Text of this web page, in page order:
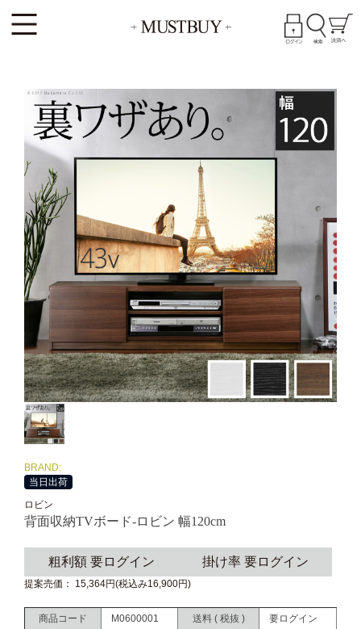
BRAND:
当日出荷
ロビン
背面収納TVボード-ロビン 幅120cm
粗利額 要ログイン 掛け率 要ログイン
提案売価： 15,364円(税込み16,900円)
商品コード M0600001 送料 ( 税抜 )
要ログイン